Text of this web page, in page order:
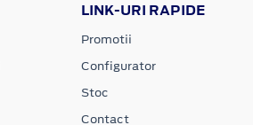
LINK-URI RAPIDE
Promotii
Configurator
Stoc
Contact